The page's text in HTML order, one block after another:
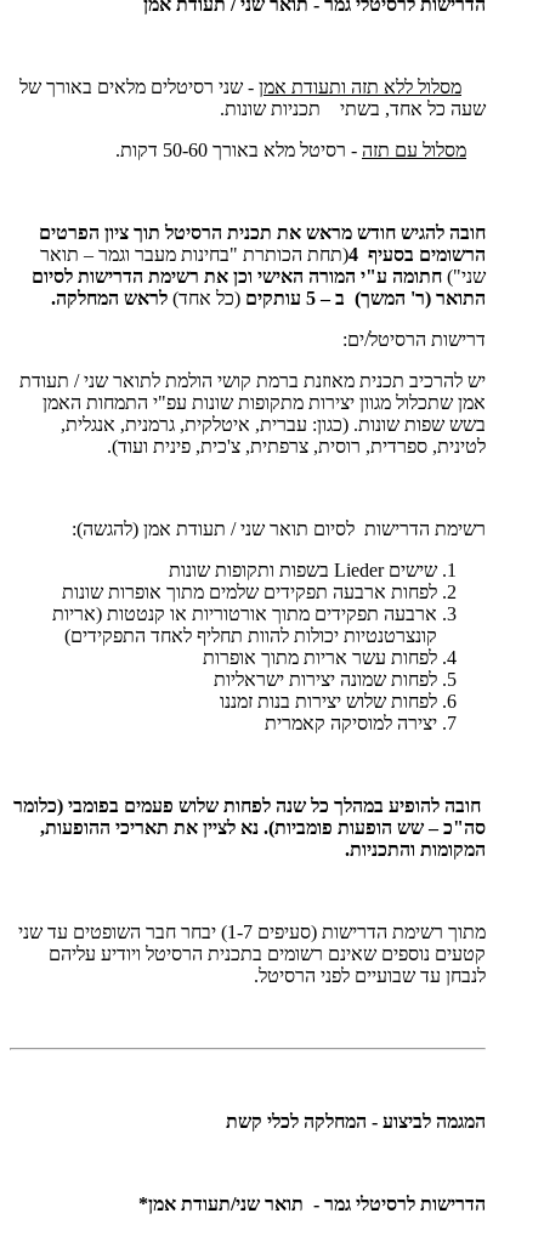
הדרישות לרסיטלי גמר - תואר שני / תעודת אמן
מסלול ללא תזה ותעודת אמן - שני רסיטלים מלאים באורך של
שעה כל אחד, בשתי תכניות שונות.
מסלול עם תזה - רסיטל מלא באורך 50-60 דקות.
חובה להגיש חודש מראש את תכנית הרסיטל תוך ציון הפרטים
הרשומים בסעיף 4
(תחת הכותרת "בחינות מעבר וגמר – תואר
שני") חתומה ע"י המורה האישי וכן את רשימת הדרישות לסיום
התואר (ר' המשך) ב – 5 עותקים
(כל אחד) לראש המחלקה.
דרישות הרסיטל/ים:
יש להרכיב תכנית מאוזנת ברמת קושי הולמת לתואר שני / תעודת
אמן שתכלול מגוון יצירות מתקופות שונות עפ"י התמחות האמן
בשש שפות שונות. (כגון: עברית, איטלקית, גרמנית, אנגלית,
לטינית, ספרדית, רוסית, צרפתית, צ'כית, פינית ועוד).
רשימת הדרישות לסיום תואר שני / תעודת אמן (להגשה):
שישיםLieder בשפות ותקופות שונות
לפחות ארבעה תפקידים שלמים מתוך אופרות שונות
ארבעה תפקידים מתוך אורטוריות או קנטטות )אריות
קונצרטנטיות יכולות להוות תחליף לאחד התפקידים)
לפחות עשר אריות מתוך אופרות
לפחות שמונה יצירות ישראליות
לפחות שלוש יצירות בנות זמננו
יצירה למוסיקה קאמרית
חובה להופיע במהלך כל שנה לפחות שלוש פעמים בפומבי (כלומר
סה"כ – שש הופעות פומביות). נא לציין את תאריכי ההופעות,
המקומות והתכניות.
מתוך רשימת הדרישות (סעיפים 1-7) יבחר חבר השופטים עד שני
קטעים נוספים שאינם רשומים בתכנית הרסיטל ויודיע עליהם
לנבחן עד שבועיים לפני הרסיטל.
המגמה לביצוע - המחלקה לכלי קשת
הדרישות לרסיטלי גמר - תואר שני/תעודת אמן*